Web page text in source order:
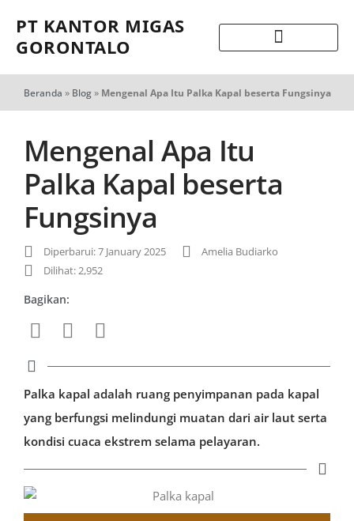
PT KANTOR MIGAS
GORONTALO
Beranda » Blog» Mengenal Apa Itu Palka Kapal beserta Fungsinya
Mengenal Apa Itu
Palka Kapal beserta
Fungsinya
Diperbarui: 7 January 2025
Amelia Budiarko
Dilihat: 2,952
Bagikan:
Palka kapal adalah ruang penyimpanan pada kapal
yang berfungsi melindungi muatan dari air laut serta
kondisi cuaca ekstrem selama pelayaran.